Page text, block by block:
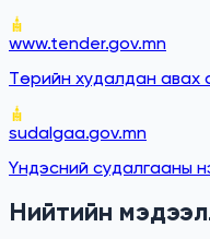
www.tender.gov.mn
Төрийн худалдан авах
sudalgaa.gov.mn
Үндэсний судалгааны
Нийтийн